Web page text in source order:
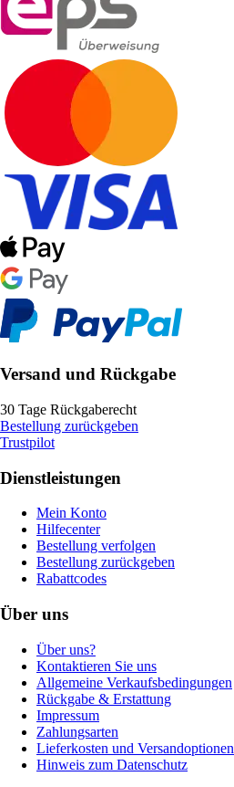
Versand und Rückgabe
30 Tage Rückgaberecht
Bestellung zurückgeben
Trustpilot
Dienstleistungen
Mein Konto
Hilfecenter
Bestellung verfolgen
Bestellung zurückgeben
Rabattcodes
Über uns
Über uns?
Kontaktieren Sie uns
Allgemeine Verkaufsbedingungen
Rückgabe & Erstattung
Impressum
Zahlungsarten
Lieferkosten und Versandoptionen
Hinweis zum Datenschutz